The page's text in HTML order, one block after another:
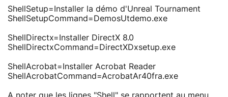
ShellSetup=Installer la démo d'Unreal Tournament
ShellSetupCommand=DemosUtdemo.exe
ShellDirectx=Installer DirectX 8.0
ShellDirectxCommand=DirectXDxsetup.exe
ShellAcrobat=Installer Acrobat Reader
ShellAcrobatCommand=AcrobatAr40fra.exe
A noter que les lignes "Shell" se rapportent au menu